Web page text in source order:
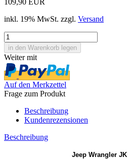
inkl. 19% MwSt. zzgl. Versand
Weiter mit
Auf den Merkzettel
Frage zum Produkt
Beschreibung
Kundenrezensionen
Beschreibung
Jeep Wrangler JK